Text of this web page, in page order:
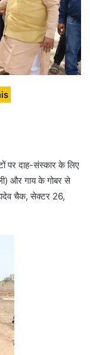
पर दाह-संस्कार के लिए
और गाय के गोबर से
चैक, सेक्टर 26,